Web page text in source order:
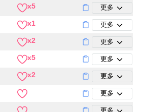
x5 更多
x1 更多
x2 更多
x5 更多
x2 更多
更多
更多